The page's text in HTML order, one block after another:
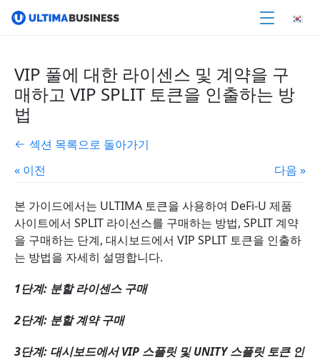
VIP 풀에 대한 라이센스 및 계약을 구
매하고 VIP SPLIT 토큰을 인출하는 방
법
섹션 목록으로 돌아가기
« 이전
다음 »
본 가이드에서는 ULTIMA 토큰을 사용하여 DeFi-U 제품
사이트에서 SPLIT 라이선스를 구매하는 방법, SPLIT 계약
을 구매하는 단계, 대시보드에서 VIP SPLIT 토큰을 인출하
는 방법을 자세히 설명합니다.
1단계: 분할 라이센스 구매
2단계: 분할 계약 구매
3단계: 대시보드에서 VIP 스플릿 및 UNITY 스플릿 토큰 인